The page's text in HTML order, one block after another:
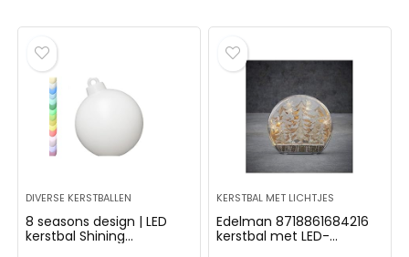
Grappige Decoratieve
Boombal – 9 cm
champagnefles
mondgeblazen
– dames
grappig roze
€29,99
DIVERSE KERSTBALLEN
8 seasons design | LED
kerstbal Shining
KERSTBAL MET LICHTJES
Edelman 8718861684216
kerstbal met LED-